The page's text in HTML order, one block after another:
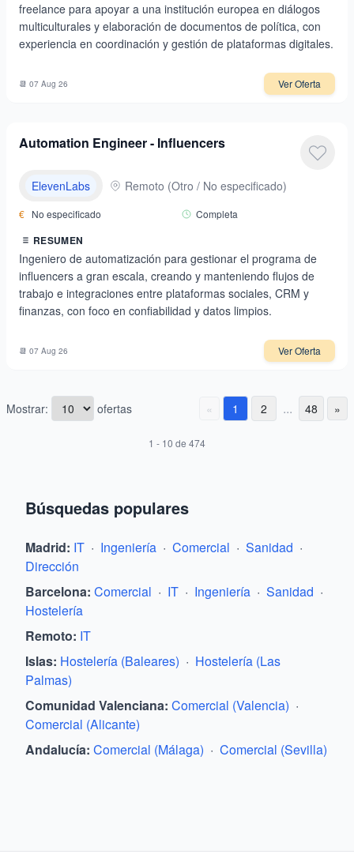
freelance para apoyar a una institución europea en diálogos
multiculturales y elaboración de documentos de política, con
experiencia en coordinación y gestión de plataformas digitales.
📆 07 Aug 26 Ver Oferta
Automation Engineer - Influencers
ElevenLabs Remoto (Otro / No especificado)
€ No especificado Completa
RESUMEN
Ingeniero de automatización para gestionar el programa de
influencers a gran escala, creando y manteniendo flujos de
trabajo e integraciones entre plataformas sociales, CRM y
finanzas, con foco en confiabilidad y datos limpios.
📆 07 Aug 26 Ver Oferta
Mostrar: ofertas « 1 2 ... 48 »
1 - 10 de 474
Búsquedas populares
Madrid: IT · Ingeniería · Comercial · Sanidad ·
Dirección
Barcelona: Comercial · IT · Ingeniería · Sanidad ·
Hostelería
Remoto: IT
Islas: Hostelería (Baleares) · Hostelería (Las
Palmas)
Comunidad Valenciana: Comercial (Valencia) ·
Comercial (Alicante)
Andalucía: Comercial (Málaga) · Comercial (Sevilla)